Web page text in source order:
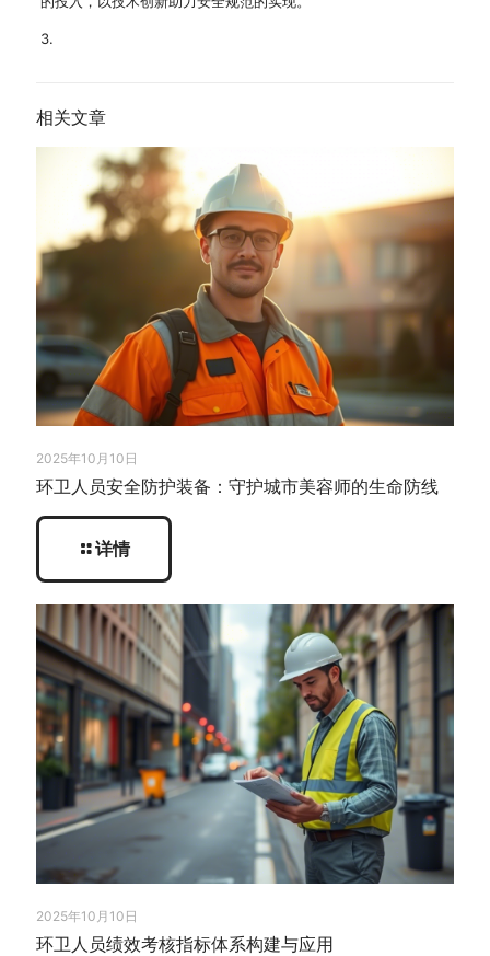
3.
相关文章
2025年10月10日
环卫人员安全防护装备：守护城市美容师的生命防线
详情
2025年10月10日
环卫人员绩效考核指标体系构建与应用